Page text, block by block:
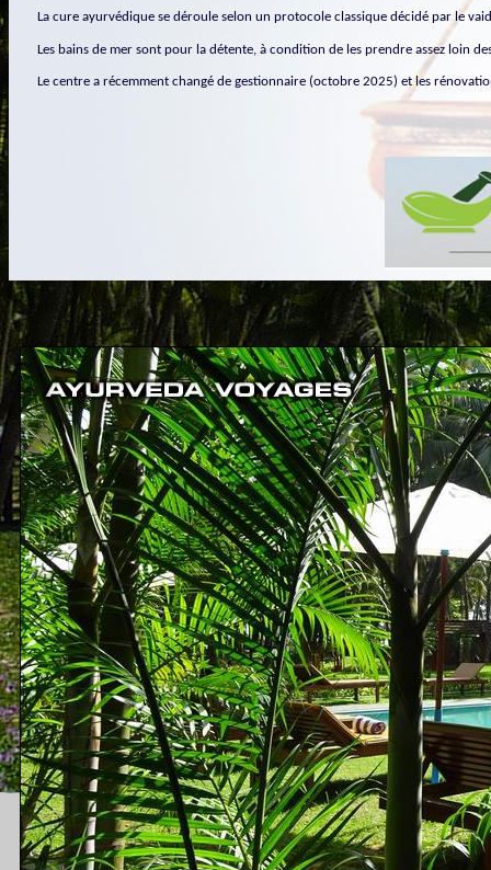
La cure ayurvédique se déroule selon un protocole classique décidé par le
Les bains de mer sont pour la détente, à condition de les prendre assez loin
Le centre a récemment changé de gestionnaire (octobre 2025) et les